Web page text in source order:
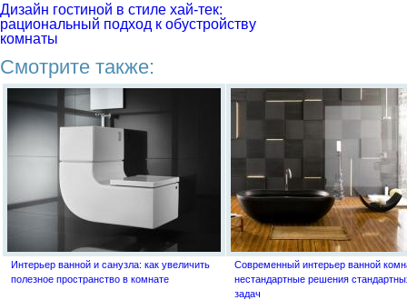
Дизайн гостиной в стиле хай-тек:
рациональный подход к обустройству
комнаты
Смотрите также:
Современный интерьер ванной
нестандартные решения
задач
Интерьер ванной и санузла: как увеличить
полезное пространство в комнате